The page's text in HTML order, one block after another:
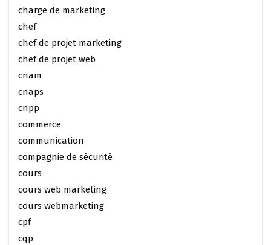
charge de marketing
chef
chef de projet marketing
chef de projet web
cnam
cnaps
cnpp
commerce
communication
compagnie de sécurité
cours
cours web marketing
cours webmarketing
cpf
cqp